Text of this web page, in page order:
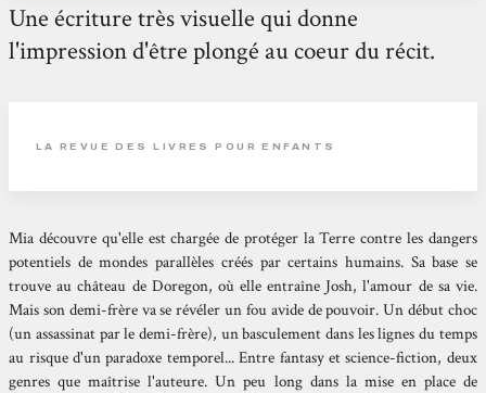
Une écriture très visuelle qui donne
l'impression d'être plongé au coeur du récit.
LA REVUE DES LIVRES POUR ENFANTS
Mia découvre qu'elle est chargée de protéger la Terre contre les dangers
potentiels de mondes parallèles créés par certains humains. Sa base se
trouve au château de Doregon, où elle entraîne Josh, l'amour de sa vie.
Mais son demi-frère va se révéler un fou avide de pouvoir. Un début choc
(un assassinat par le demi-frère), un basculement dans les lignes du temps
au risque d'un paradoxe temporel... Entre fantasy et science-fiction, deux
genres que maîtrise l'auteure. Un peu long dans la mise en place de